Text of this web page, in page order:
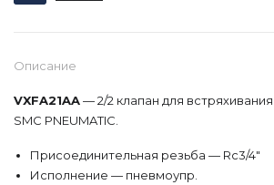
Описание
VXFA21AA— 2/2 клапан для
SMC PNEUMATIC.
Присоединительная резьба — Rc3/4"
Исполнение — пневмоупр.